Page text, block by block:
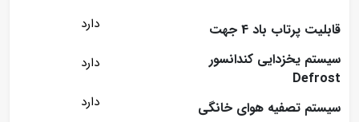
قابلیت پرتاب باد 4 جهت دارد
سیستم یخزدایی کندانسور
Defrost
دارد
سیستم تصفیه هوای خانگی دارد